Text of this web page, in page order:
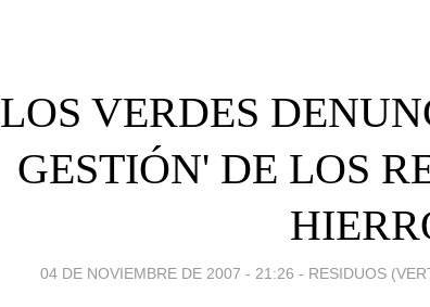
LOS VERDES
GESTIÓN' DE LOS
04 DE NOVIEMBRE DE 2007 - 21:26 - RESIDUOS